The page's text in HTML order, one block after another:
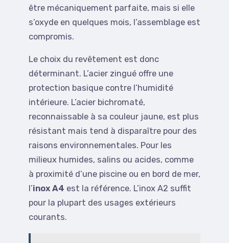
être mécaniquement parfaite, mais si elle
s’oxyde en quelques mois, l’assemblage est
compromis.
Le choix du revêtement est donc
déterminant. L’acier zingué offre une
protection basique contre l’humidité
intérieure. L’acier bichromaté,
reconnaissable à sa couleur jaune, est plus
résistant mais tend à disparaître pour des
raisons environnementales. Pour les
milieux humides, salins ou acides, comme
à proximité d’une piscine ou en bord de mer,
l’inox A4 est la référence. L’inox A2 suffit
pour la plupart des usages extérieurs
courants.